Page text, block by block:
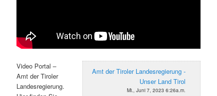
Amt der Tiroler Landesregierung -
Unser Land Tirol
Mi., Juni 7, 2023 6:26a.m.
Video Portal –
Amt der Tiroler
Landesregierung.